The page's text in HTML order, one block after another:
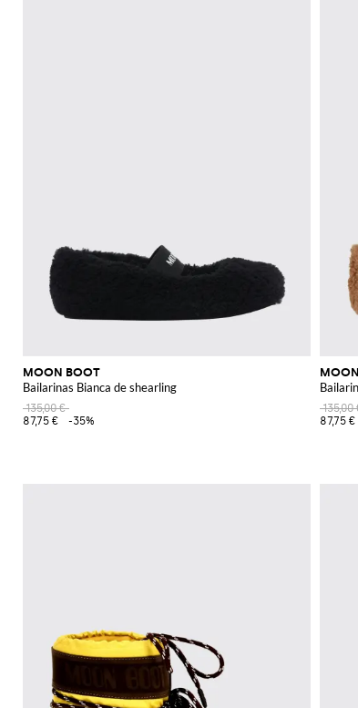
MOON BOOT
Bailarinas Bianca de shearling
135,00 €
87,75 €
-35%
135,00
87,75 €